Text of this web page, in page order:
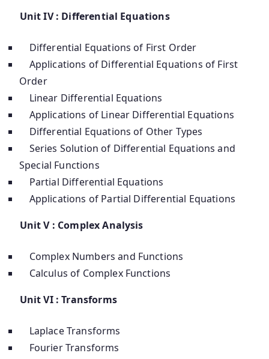
Unit IV : Differential Equations
Differential Equations of First Order
Applications of Differential Equations of First
Order
Linear Differential Equations
Applications of Linear Differential Equations
Differential Equations of Other Types
Series Solution of Differential Equations and
Special Functions
Partial Differential Equations
Applications of Partial Differential Equations
Unit V : Complex Analysis
Complex Numbers and Functions
Calculus of Complex Functions
Unit VI : Transforms
Laplace Transforms
Fourier Transforms